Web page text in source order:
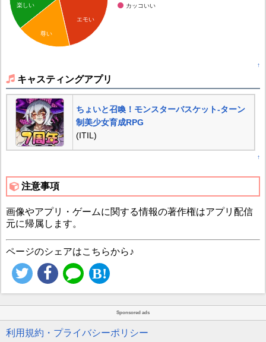
カッコいい
エモい
楽しい
尊い
↑
キャスティングアプリ
ちょいと召喚！モンスターバスケット-ターン
制美少女育成RPG
(ITIL)
↑
注意事項
画像やアプリ・ゲームに関する情報の著作権はアプリ配信
元に帰属します。
ページのシェアはこちらから♪
Sponsored ads
利用規約・プライバシーポリシー